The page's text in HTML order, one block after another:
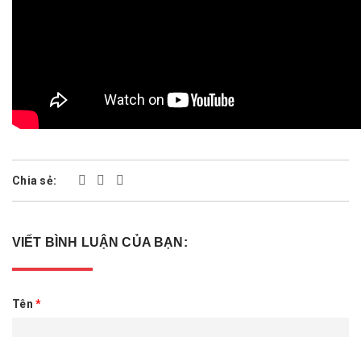
Chia sẻ:
VIẾT BÌNH LUẬN CỦA BẠN:
Tên *